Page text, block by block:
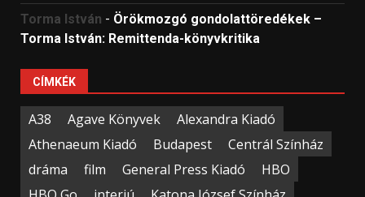
Torma István - Örökmozgó gondolattöredékek –
Torma István: Remittenda-könyvkritika
CÍMKÉK
A38 Agave Könyvek
Alexandra Kiadó
Athenaeum Kiadó
Budapest
Centrál Színház
dráma
film General Press Kiadó
HBO